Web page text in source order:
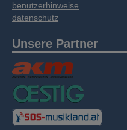
benutzerhinweise
datenschutz
Unsere Partner